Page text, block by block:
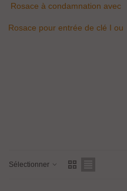
Rosace à condamnation avec
Rosace pour entrée de clé I ou
Sélectionner